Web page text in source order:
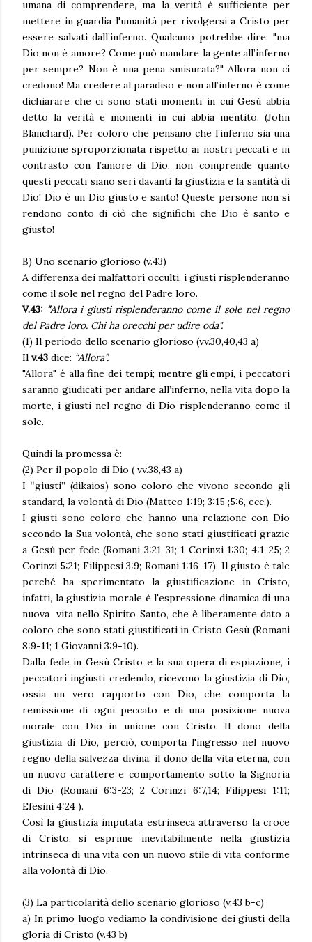
umana di comprendere, ma la verità è sufficiente per
mettere in guardia l'umanità per rivolgersi a Cristo per
essere salvati dall’inferno. Qualcuno potrebbe dire: "ma
Dio non è amore? Come può mandare la gente all’inferno
per sempre? Non è una pena smisurata?" Allora non ci
credono! Ma credere al paradiso e non all’inferno è come
dichiarare che ci sono stati momenti in cui Gesù abbia
detto la verità e momenti in cui abbia mentito. (John
Blanchard). Per coloro che pensano che l’inferno sia una
punizione sproporzionata rispetto ai nostri peccati e in
contrasto con l’amore di Dio, non comprende quanto
questi peccati siano seri davanti la giustizia e la santità di
Dio! Dio è un Dio giusto e santo! Queste persone non si
rendono conto di ciò che significhi che Dio è santo e
giusto!
B) Uno scenario glorioso (v.43)
A differenza dei malfattori occulti, i giusti risplenderanno
come il sole nel regno del Padre loro.
V.43: "Allora i giusti risplenderanno come il sole nel regno
del Padre loro. Chi ha orecchi per udire oda".
(1) Il periodo dello scenario glorioso (vv.30,40,43 a)
Il v.43 dice: “Allora”.
"Allora" è alla fine dei tempi; mentre gli empi, i peccatori
saranno giudicati per andare all’inferno, nella vita dopo la
morte, i giusti nel regno di Dio risplenderanno come il
sole.
Quindi la promessa è:
(2) Per il popolo di Dio ( vv.38,43 a)
I “giusti” (dikaios) sono coloro che vivono secondo gli
standard, la volontà di Dio (Matteo 1:19; 3:15 ;5:6, ecc.).
I giusti sono coloro che hanno una relazione con Dio
secondo la Sua volontà, che sono stati giustificati grazie
a Gesù per fede (Romani 3:21-31; 1 Corinzi 1:30; 4:1-25; 2
Corinzi 5:21; Filippesi 3:9; Romani 1:16-17). Il giusto è tale
perché ha sperimentato la giustificazione in Cristo,
infatti, la giustizia morale è l'espressione dinamica di una
nuova vita nello Spirito Santo, che è liberamente dato a
coloro che sono stati giustificati in Cristo Gesù (Romani
8:9-11; 1 Giovanni 3:9-10).
Dalla fede in Gesù Cristo e la sua opera di espiazione, i
peccatori ingiusti credendo, ricevono la giustizia di Dio,
ossia un vero rapporto con Dio, che comporta la
remissione di ogni peccato e di una posizione nuova
morale con Dio in unione con Cristo. Il dono della
giustizia di Dio, perciò, comporta l'ingresso nel nuovo
regno della salvezza divina, il dono della vita eterna, con
un nuovo carattere e comportamento sotto la Signoria
di Dio (Romani 6:3-23; 2 Corinzi 6:7,14; Filippesi 1:11;
Efesini 4:24 ).
Così la giustizia imputata estrinseca attraverso la croce
di Cristo, si esprime inevitabilmente nella giustizia
intrinseca di una vita con un nuovo stile di vita conforme
alla volontà di Dio.
(3) La particolarità dello scenario glorioso (v.43 b-c)
a) In primo luogo vediamo la condivisione dei giusti della
gloria di Cristo (v.43 b)